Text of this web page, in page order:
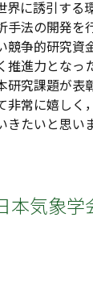
界に誘引する
手法の開発を
競争的研究資
推進力となっ
研究課題が表
非常に嬉しく
たいと思いま
本気象